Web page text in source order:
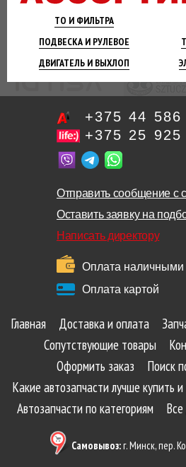
ТО И ФИЛЬТРА
ПОДВЕСКА И РУЛЕВОЕ
ДВИГАТЕЛЬ И ВЫХЛОП
+375 44 586
+375 25 925
Отправить сообщение с
Оставить заявку на
Написать директору
Оплата наличными
Оплата картой
Главная Доставка и оплата
Сопутствующие товары
Оформить заказ
Поиск
Какие автозапчасти лучше купить
Автозапчасти по категориям
Самовывоз:г. Минск, пер.